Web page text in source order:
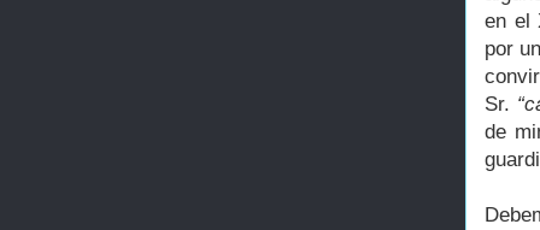
en el
por
Sr.
de